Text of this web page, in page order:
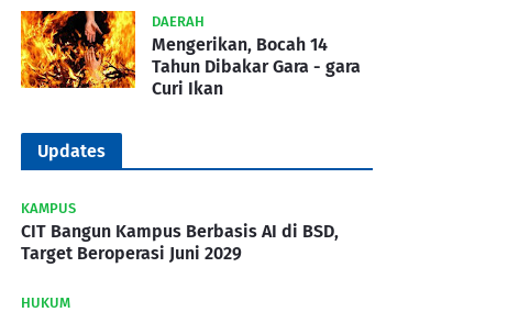
DAERAH
Mengerikan, Bocah 14
Tahun Dibakar Gara - gara
Curi Ikan
Updates
KAMPUS
CIT Bangun Kampus Berbasis AI di BSD,
Target Beroperasi Juni 2029
HUKUM